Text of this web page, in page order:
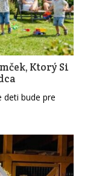
Ktorý Si
deti bude pre